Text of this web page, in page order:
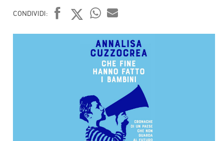
CONDIVIDI:
FACEBOOK
TWITTER
WHATSAPP
MAIL